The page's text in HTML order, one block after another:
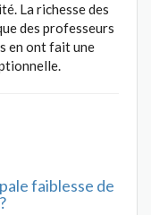
La richesse des
des professeurs
en ont fait une
faiblesse de